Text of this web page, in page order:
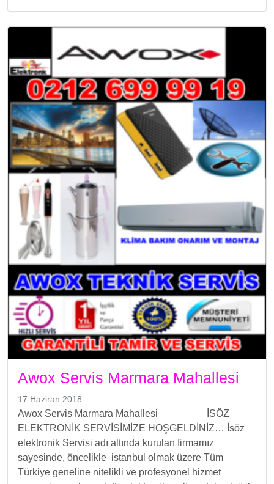
Awox Servis Marmara Mahallesi
17 Haziran 2018
Awox Servis Marmara Mahallesi İSÖZ
ELEKTRONİK SERVİSİMİZE HOŞGELDİNİZ… İsöz
elektronik Servisi adı altında kurulan firmamız
sayesinde, öncelikle istanbul olmak üzere Tüm
Türkiye geneline nitelikli ve profesyonel hizmet